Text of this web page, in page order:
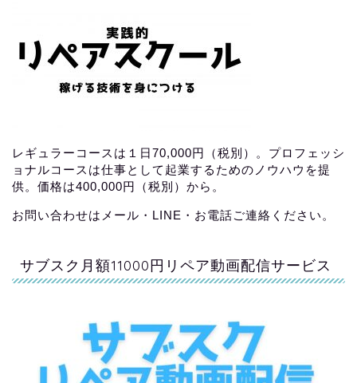
レギュラーコースは１日70,000円（税別）。プロフェッシ
ョナルコースは仕事として起業するためのノウハウを提
供。価格は400,000円（税別）から。
お問い合わせはメール・LINE・お電話ご連絡ください。
サブスク月額11000円リペア動画配信サービス